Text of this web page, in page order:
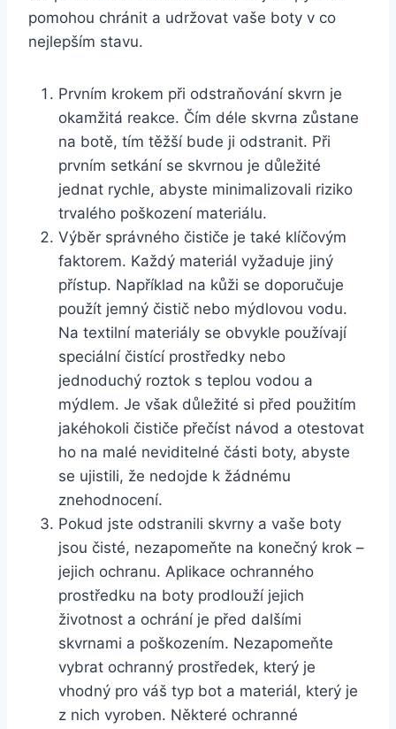
pomohou chránit a udržovat ⁣vaše boty ⁣v co
nejlepším stavu.
Prvním krokem při ⁢odstraňování skvrn je
okamžitá reakce. Čím déle skvrna zůstane
na botě, tím těžší bude ji odstranit. ‌Při ​
prvním⁢ setkání se ‌skvrnou je důležité
jednat rychle, abyste minimalizovali riziko
trvalého poškození‍ materiálu.
Výběr správného čističe je také klíčovým
faktorem. Každý materiál‍ vyžaduje jiný
přístup.⁤ Například‍ na kůži‌ se doporučuje
použít jemný čistič nebo mýdlovou vodu.‌
Na textilní materiály se⁣ obvykle používají
speciální čistící prostředky⁣ nebo
jednoduchý roztok s teplou vodou a
mýdlem. Je však důležité si před použitím
jakéhokoli čističe přečíst návod a otestovat‍
ho na‌ malé ⁢neviditelné ​části ⁣boty, abyste
se ujistili, že nedojde ⁣k žádnému
znehodnocení.
Pokud ​jste odstranili skvrny a ⁢vaše boty
jsou čisté, nezapomeňte na konečný ‌krok –
jejich⁣ ochranu. Aplikace ⁣ochranného
prostředku na ‍boty prodlouží jejich
⁣životnost a ochrání ​je ‍před dalšími‌
skvrnami a ‍poškozením. Nezapomeňte​
vybrat ochranný prostředek, který je
vhodný pro váš typ bot a materiál, který ‍je
z nich ⁢vyroben. Některé⁢ ochranné